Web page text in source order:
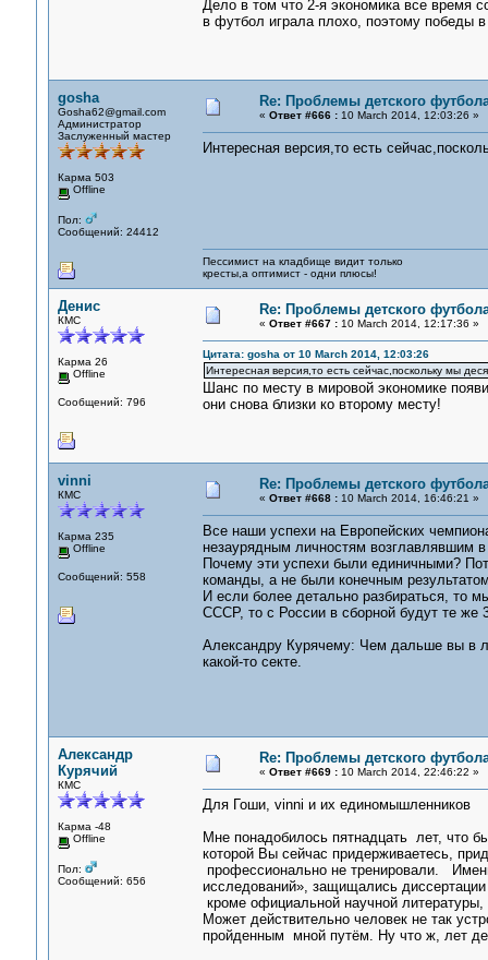
Дело в том что 2-я экономика все время
в футбол играла плохо, поэтому победы
gosha
Gosha62@gmail.com
Администратор
Заслуженный мастер
Карма 503
Offline
Пол:
Сообщений: 24412
Re: Проблемы детского
« Ответ #666 :10 March 2014, 12:03:26 »
Интересная версия,то есть
Пессимист на кладбище видит только
кресты,а оптимист - одни плюсы!
Денис
КМС
Карма 26
Offline
Сообщений: 796
Re: Проблемы детского
« Ответ #667 :10 March 2014, 12:17:36 »
Цитата: gosha от 10 March 2014, 12:03:26
Интересная версия,то есть сейчас,поскольку мы
Шанс по месту в мировой экономике
они снова близки ко второму месту!
vinni
КМС
Карма 235
Offline
Сообщений: 558
Re: Проблемы детского
« Ответ #668 :10 March 2014, 16:46:21 »
Все наши успехи на Европейских
незаурядным личностям возглавлявшим
Почему эти успехи были единичными?
команды, а не были конечным
И если более детально разбираться, то
СССР, то с России в сборной будут те же
Александру Курячему: Чем дальше вы в
какой-то секте.
Александр
Курячий
КМС
Карма -48
Offline
Пол:
Сообщений: 656
Re: Проблемы детского
« Ответ #669 :10 March 2014, 22:46:22 »
Для Гоши, vinni и их единомышленников
Мне понадобилось пятнадцать лет, что
которой Вы сейчас придерживаетесь,
профессионально не тренировали.
исследований», защищались
кроме официальной научной
Может действительно человек не так
пройденным мной путём. Ну что ж, лет